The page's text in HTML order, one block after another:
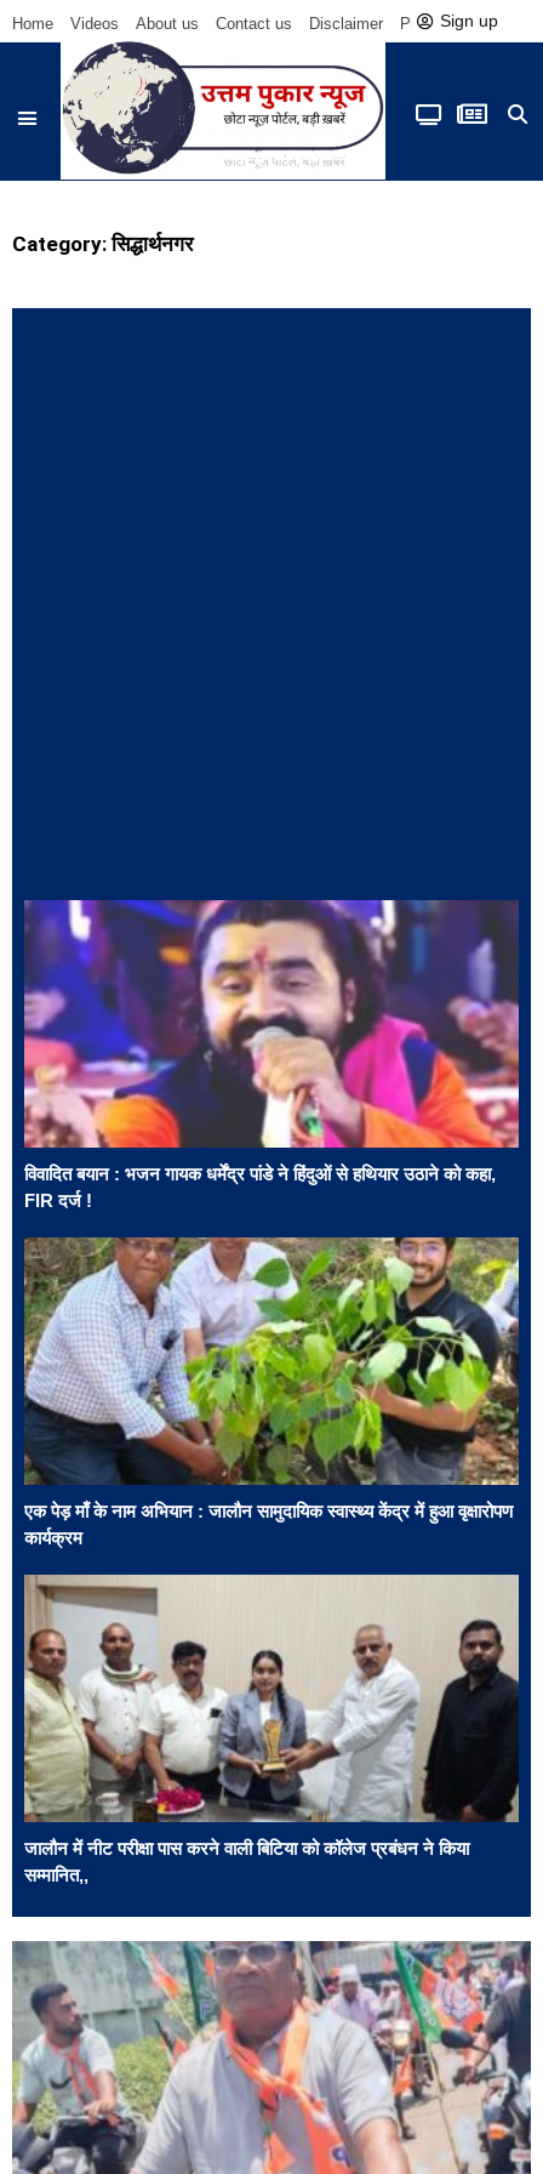
Home Videos About us Contact us Disclaimer Privacy Policy
Sign up
Category: सिद्धार्थनगर
विवादित बयान : भजन गायक धर्मेंद्र पांडे ने हिंदुओं से हथियार उठाने को कहा,
FIR दर्ज !
एक पेड़ माँ के नाम अभियान : जालौन सामुदायिक स्वास्थ्य केंद्र में हुआ वृक्षारोपण
कार्यक्रम
जालौन में नीट परीक्षा पास करने वाली बिटिया को कॉलेज प्रबंधन ने किया
सम्मानित,,